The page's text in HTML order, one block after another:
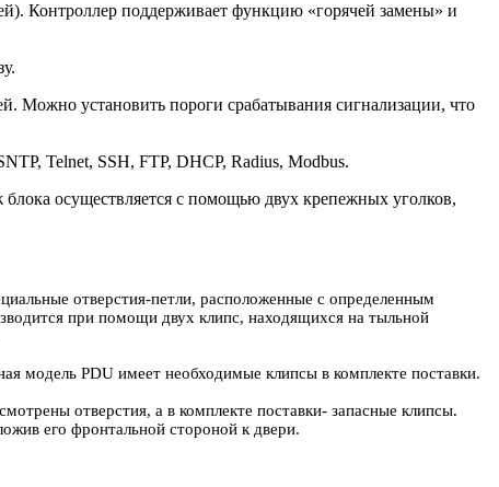
Контроллер поддерживает функцию «горячей замены» и
Можно установить пороги срабатывания сигнализации, что
Telnet, SSH, FTP, DHCP, Radius, Modbus.
осуществляется с помощью двух крепежных уголков,
отверстия-петли, расположенные с определенным
при помощи двух клипс, находящихся на тыльной
модель PDU имеет необходимые клипсы в комплекте поставки.
отверстия, а в комплекте поставки- запасные клипсы.
его фронтальной стороной к двери.